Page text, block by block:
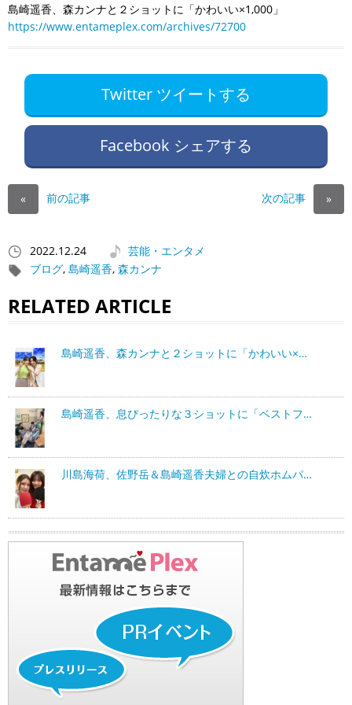
島崎遥香、森カンナと２ショットに「かわいい×1,000」
https://www.entameplex.com/archives/72700
Twitter ツイートする
Facebook シェアする
« 前の記事 次の記事 »
2022.12.24
芸能・エンタメ
ブログ, 島崎遥香, 森カンナ
RELATED ARTICLE
島崎遥香、森カンナと２ショットに「かわいい×…
島崎遥香、息ぴったりな３ショットに「ベストフ…
川島海荷、佐野岳＆島崎遥香夫婦との自炊ホムパ…